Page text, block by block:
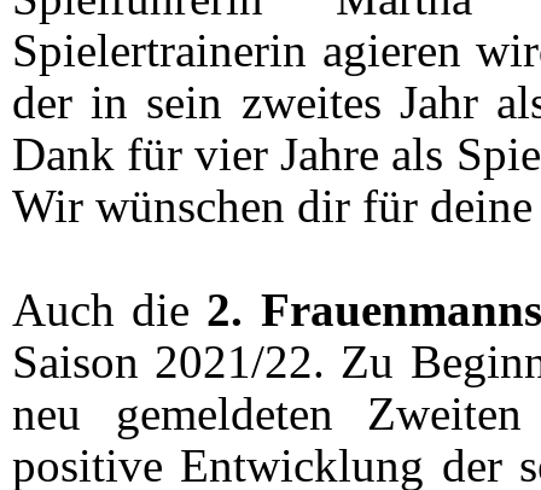
Spielertrainerin agieren
der in sein zweites Jahr
Dank für vier Jahre als
Wir wünschen dir für
Auch die 2.
Saison 2021/22. Zu
neu gemeldeten
positive Entwicklung der